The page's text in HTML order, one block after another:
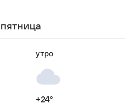
пятница
утро
+24°